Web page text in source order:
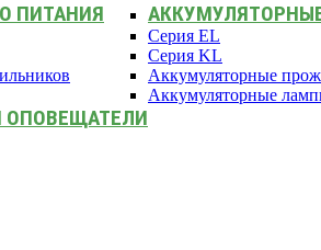
ПИТАНИЯ
Серия EL
Серия KL
Аккумуляторные
Аккумуляторные
ОПОВЕЩАТЕЛИ